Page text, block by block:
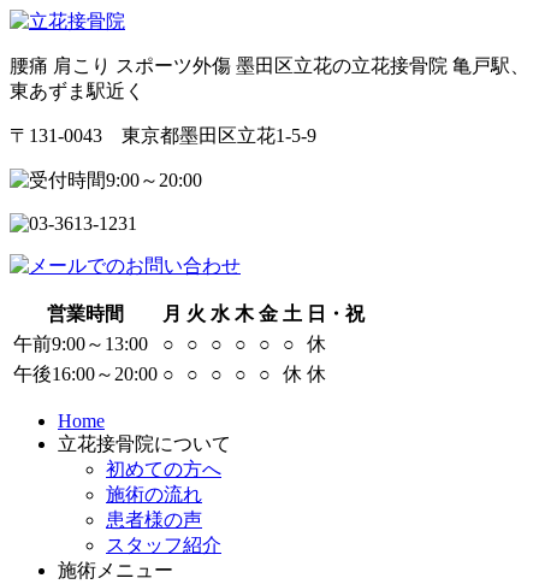
腰痛 肩こり スポーツ外傷 墨田区立花の立花接骨院 亀戸駅、
東あずま駅近く
〒131-0043 東京都墨田区立花1-5-9
営業時間 月 火 水 木 金 土 日・祝
午前9:00～13:00
○ ○ ○ ○ ○ ○
休
午後16:00～20:00 ○ ○ ○ ○ ○ 休 休
Home
立花接骨院について
初めての方へ
施術の流れ
患者様の声
スタッフ紹介
施術メニュー